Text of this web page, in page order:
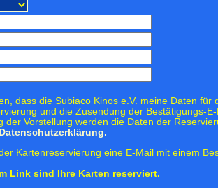
dass die Subiaco Kinos e.V. meine Daten für
und die Zusendung der Bestätigungs-E-
der Vorstellung werden die Daten der
Datenschutzerklärung.
Kartenreservierung eine E-Mail mit einem
Link sind Ihre Karten reserviert.